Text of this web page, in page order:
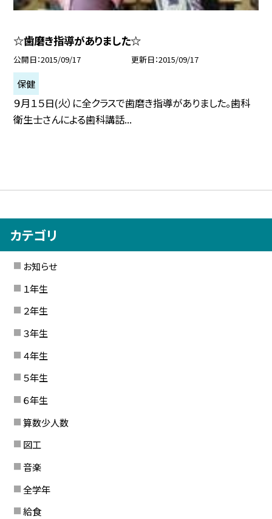
☆歯磨き指導がありました☆
公開日 2015/09/17 更新日 2015/09/17
保健
９月１５日(火）に全クラスで歯磨き指導がありました。歯科
衛生士さんによる歯科講話...
カテゴリ
お知らせ
１年生
２年生
３年生
４年生
５年生
６年生
算数少人数
図工
音楽
全学年
給食